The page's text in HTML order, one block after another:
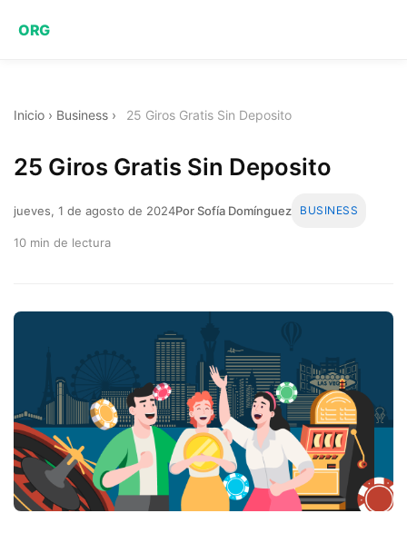
ORG
Inicio › Business › 25 Giros Gratis Sin Deposito
25 Giros Gratis Sin Deposito
jueves, 1 de agosto de 2024Por Sofía Domínguez BUSINESS
10 min de lectura